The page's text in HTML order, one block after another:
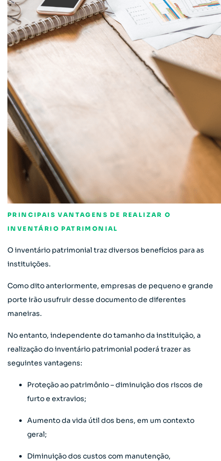
PRINCIPAIS VANTAGENS DE REALIZAR O
INVENTÁRIO PATRIMONIAL
O inventário patrimonial traz diversos benefícios para as
instituições.
Como dito anteriormente, empresas de pequeno e grande
porte irão usufruir desse documento de diferentes
maneiras.
No entanto, independente do tamanho da instituição, a
realização do inventário patrimonial poderá trazer as
seguintes vantagens:
Proteção ao patrimônio – diminuição dos riscos de
furto e extravios;
Aumento da vida útil dos bens, em um contexto
geral;
Diminuição dos custos com manutenção,